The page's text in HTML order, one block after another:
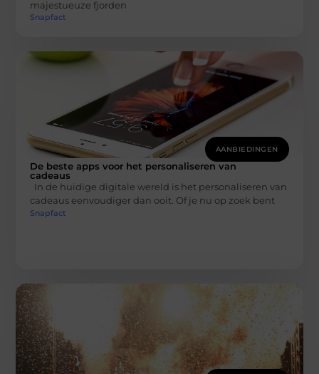
majestueuze fjorden
Snapfact
AANBIEDINGEN
De beste apps voor het personaliseren van
cadeaus
In de huidige digitale wereld is het personaliseren van
cadeaus eenvoudiger dan ooit. Of je nu op zoek bent
Snapfact